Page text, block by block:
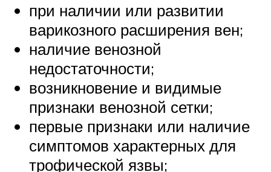
при наличии или развитии
варикозного расширения вен;
наличие венозной
недостаточности;
возникновение и видимые
признаки венозной сетки;
первые признаки или наличие
симптомов характерных для
трофической язвы;